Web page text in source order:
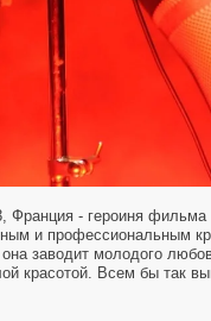
Франция - героиня
и профессиональным
заводит молодого
красотой. Всем бы так